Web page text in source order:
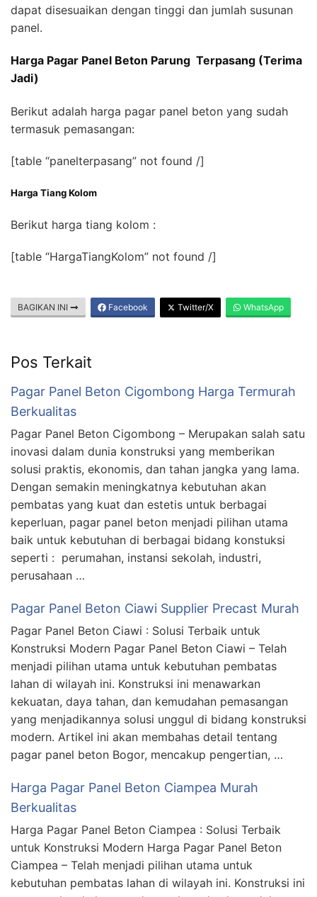
dapat disesuaikan dengan tinggi dan jumlah susunan
panel.
Harga Pagar Panel Beton Parung Terpasang (Terima
Jadi)
Berikut adalah harga pagar panel beton yang sudah
termasuk pemasangan:
[table “panelterpasang” not found /]
Harga Tiang Kolom
Berikut harga tiang kolom :
[table “HargaTiangKolom” not found /]
BAGIKAN INI Facebook Twitter/X WhatsApp
Pos Terkait
Pagar Panel Beton Cigombong Harga Termurah
Berkualitas
Pagar Panel Beton Cigombong – Merupakan salah satu
inovasi dalam dunia konstruksi yang memberikan
solusi praktis, ekonomis, dan tahan jangka yang lama.
Dengan semakin meningkatnya kebutuhan akan
pembatas yang kuat dan estetis untuk berbagai
keperluan, pagar panel beton menjadi pilihan utama
baik untuk kebutuhan di berbagai bidang konstuksi
seperti : perumahan, instansi sekolah, industri,
perusahaan …
Pagar Panel Beton Ciawi Supplier Precast Murah
Pagar Panel Beton Ciawi : Solusi Terbaik untuk
Konstruksi Modern Pagar Panel Beton Ciawi – Telah
menjadi pilihan utama untuk kebutuhan pembatas
lahan di wilayah ini. Konstruksi ini menawarkan
kekuatan, daya tahan, dan kemudahan pemasangan
yang menjadikannya solusi unggul di bidang konstruksi
modern. Artikel ini akan membahas detail tentang
pagar panel beton Bogor, mencakup pengertian, …
Harga Pagar Panel Beton Ciampea Murah
Berkualitas
Harga Pagar Panel Beton Ciampea : Solusi Terbaik
untuk Konstruksi Modern Harga Pagar Panel Beton
Ciampea – Telah menjadi pilihan utama untuk
kebutuhan pembatas lahan di wilayah ini. Konstruksi ini